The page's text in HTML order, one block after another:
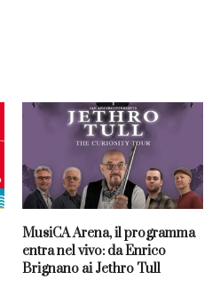
MusiCA Arena, il programma
entra nel vivo: da Enrico
Brignano ai Jethro Tull